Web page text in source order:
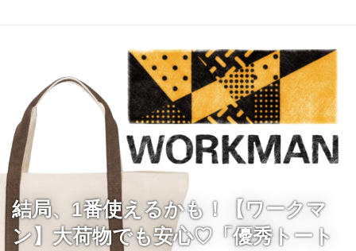
結局、1番使えるかも！【ワークマ
ン】大荷物でも安心♡「優秀トート